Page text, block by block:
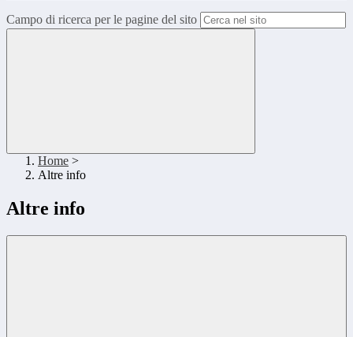
Campo di ricerca per le pagine del sito
Home >
Altre info
Altre info